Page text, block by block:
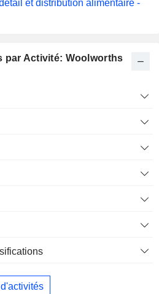
par Activité: Woolworths
et distribution alimentaire -